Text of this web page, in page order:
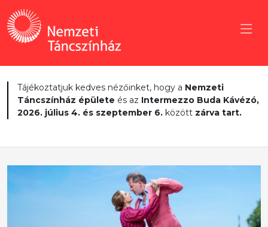
Tájékoztatjuk kedves nézőinket, hogy a Nemzeti
Táncszínház épülete és az Intermezzo Buda Kávézó,
2026. július 4. és szeptember 6. között zárva tart.